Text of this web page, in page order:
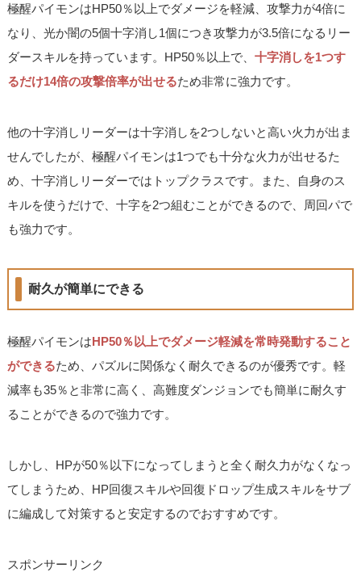
極醒パイモンはHP50％以上でダメージを軽減、攻撃力が4倍に
なり、光か闇の5個十字消し1個につき攻撃力が3.5倍になるリー
ダースキルを持っています。HP50％以上で、十字消しを1つす
るだけ14倍の攻撃倍率が出せるため非常に強力です。
他の十字消しリーダーは十字消しを2つしないと高い火力が出ま
せんでしたが、極醒パイモンは1つでも十分な火力が出せるた
め、十字消しリーダーではトップクラスです。また、自身のス
キルを使うだけで、十字を2つ組むことができるので、周回パで
も強力です。
耐久が簡単にできる
極醒パイモンはHP50％以上でダメージ軽減を常時発動すること
ができるため、パズルに関係なく耐久できるのが優秀です。軽
減率も35％と非常に高く、高難度ダンジョンでも簡単に耐久す
ることができるので強力です。
しかし、HPが50％以下になってしまうと全く耐久力がなくなっ
てしまうため、HP回復スキルや回復ドロップ生成スキルをサブ
に編成して対策すると安定するのでおすすめです。
スポンサーリンク